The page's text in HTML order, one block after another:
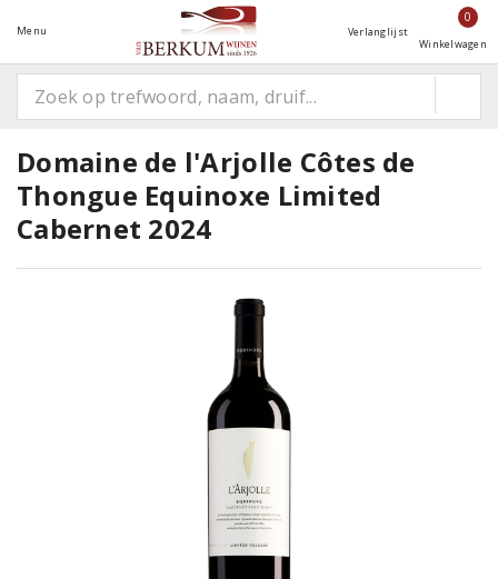
Menu Verlanglijst
0
Winkelwagen
Domaine de l'Arjolle Côtes de
Thongue Equinoxe Limited
Cabernet 2024